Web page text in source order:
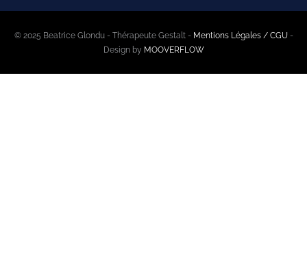
© 2025 Beatrice Glondu - Thérapeute Gestalt - Mentions Légales / CGU -
Design by MOOVERFLOW